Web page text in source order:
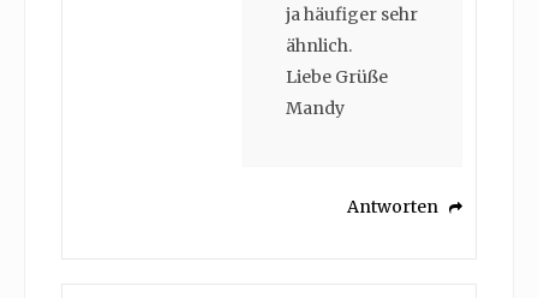
ja häufiger sehr
ähnlich.
Liebe Grüße
Mandy
Antworten